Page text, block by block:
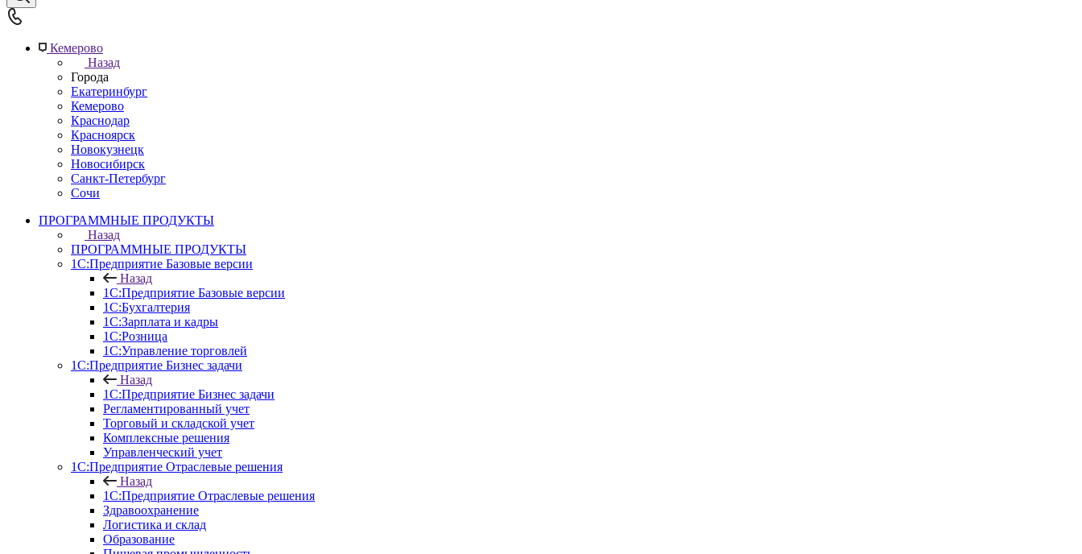
Кемерово
Назад
Города
Екатеринбург
Кемерово
Краснодар
Красноярск
Новокузнецк
Новосибирск
Санкт-Петербург
Сочи
ПРОГРАММНЫЕ ПРОДУКТЫ
Назад
ПРОГРАММНЫЕ ПРОДУКТЫ
1С:Предприятие Базовые версии
Назад
1С:Предприятие Базовые версии
1С:Бухгалтерия
1С:Зарплата и кадры
1С:Розница
1С:Управление торговлей
1С:Предприятие Бизнес задачи
Назад
1С:Предприятие Бизнес задачи
Регламентированный учет
Торговый и складской учет
Комплексные решения
Управленческий учет
1С:Предприятие Отраслевые решения
Назад
1С:Предприятие Отраслевые решения
Здравоохранение
Логистика и склад
Образование